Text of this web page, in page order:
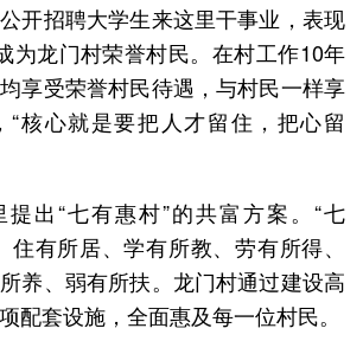
开招聘大学生来这里干事业，表现
为龙门村荣誉村民。在村工作10年
享受荣誉村民待遇，与村民一样享
“核心就是要把人才留住，把心留
提出“七有惠村”的共富方案。“七
住有所居、学有所教、劳有所得、
养、弱有所扶。龙门村通过建设高
配套设施，全面惠及每一位村民。